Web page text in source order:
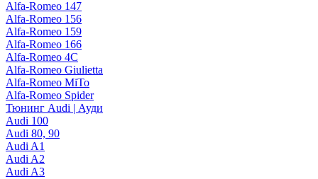
Alfa-Romeo 147
Alfa-Romeo 156
Alfa-Romeo 159
Alfa-Romeo 166
Alfa-Romeo 4C
Alfa-Romeo Giulietta
Alfa-Romeo MiTo
Alfa-Romeo Spider
Тюнинг Audi | Ауди
Audi 100
Audi 80, 90
Audi A1
Audi A2
Audi A3